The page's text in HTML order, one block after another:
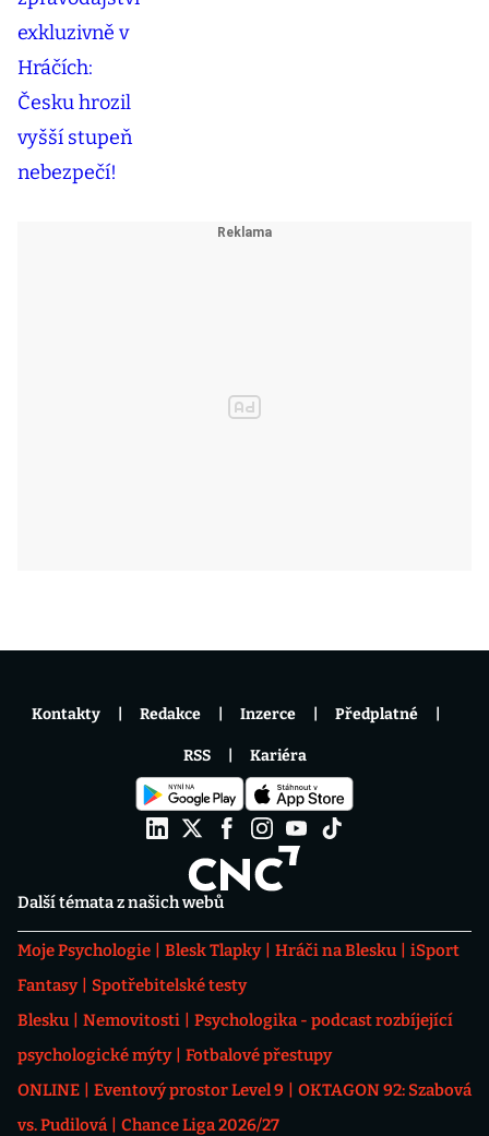
Další témata z našich webů
Moje Psychologie Blesk Tlapky Hráči na Blesku
iSport
Fantasy
Spotřebitelské testy
Blesku
Nemovitosti
Psychologika - podcast rozbíjející
psychologické mýty
Fotbalové přestupy
ONLINE
Eventový prostor Level 9
OKTAGON 92: Szabová
vs. Pudilová
Chance Liga 2026/27
Kontakty Redakce Inzerce Předplatné
RSS Kariéra